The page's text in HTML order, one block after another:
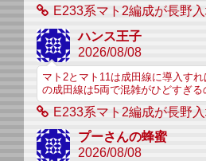
E233系マト2編成が長野
ハンス王子
2026/08/08
マト2とマト11は成田線に導入す
の成田線は5両で混雑がひどすぎる
E233系マト2編成が長野
プーさんの蜂蜜
2026/08/08